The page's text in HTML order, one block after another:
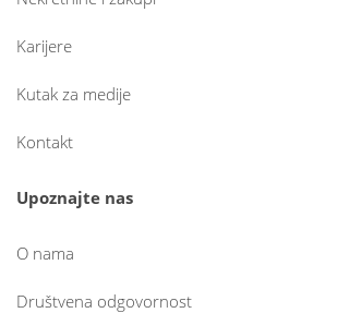
Karijere
Kutak za medije
Kontakt
Upoznajte nas
O nama
Društvena odgovornost